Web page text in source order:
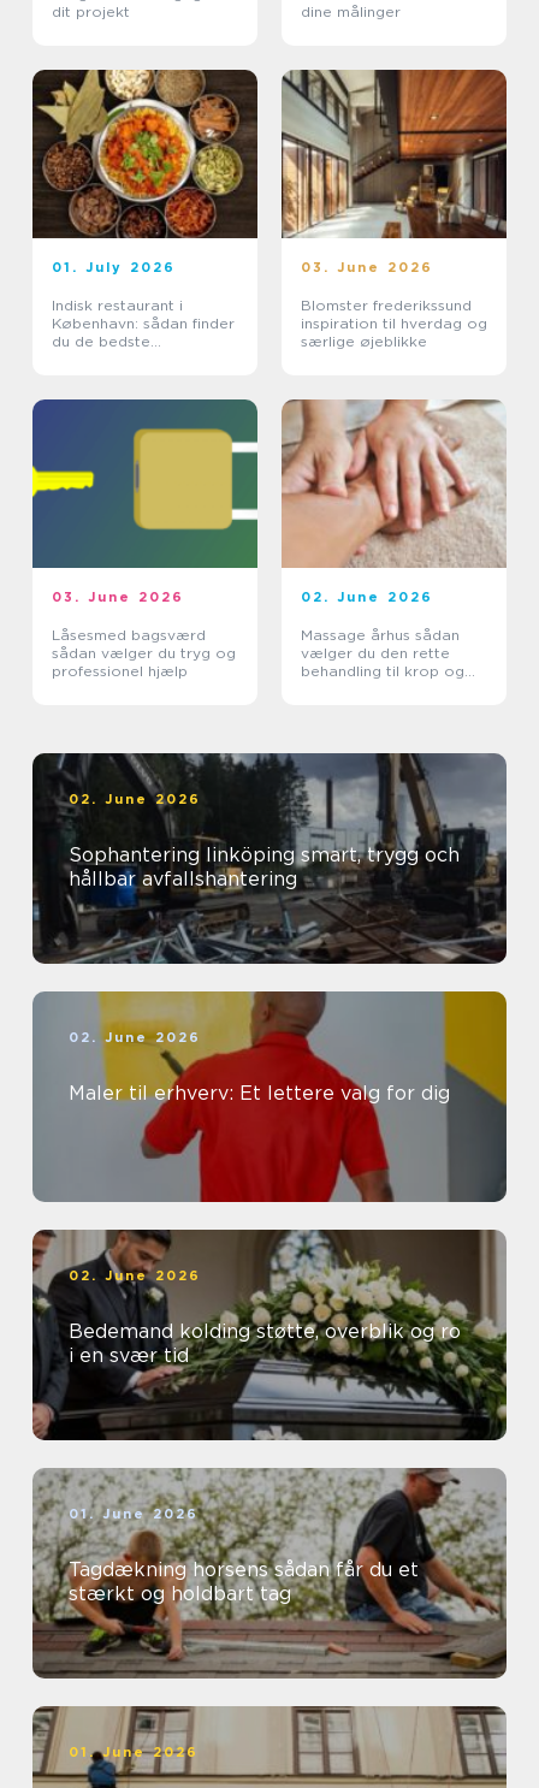
dit projekt
dine målinger
01. July 2026
Indisk restaurant i
København: sådan finder
du de bedste
03. June 2026
Blomster frederikssund
inspiration til hverdag og
særlige øjeblikke
03. June 2026
Låsesmed bagsværd
sådan vælger du tryg og
professionel hjælp
02. June 2026
Massage århus sådan
vælger du den rette
behandling til krop og
02. June 2026
Sophantering linköping smart, trygg och
hållbar avfallshantering
02. June 2026
Maler til erhverv: Et lettere valg for dig
02. June 2026
Bedemand kolding støtte, overblik og ro
i en svær tid
01. June 2026
Tagdækning horsens sådan får du et
stærkt og holdbart tag
01. June 2026